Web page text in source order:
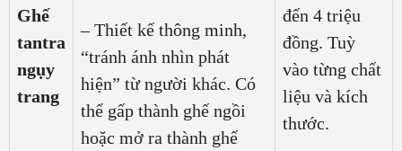
Ghế
tantra
ngụy
trang
– Thiết kế thông minh,
“tránh ánh nhìn phát
hiện” từ người khác. Có
thể gấp thành ghế ngồi
hoặc mở ra thành ghế
đến 4 triệu
đồng. Tuỳ
vào từng chất
liệu và kích
thước.